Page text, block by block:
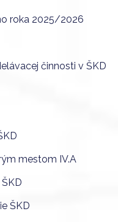
roka 2025/2026
činnosti v ŠKD
mestom IV.A
ŠKD